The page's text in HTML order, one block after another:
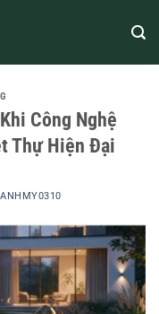
Công Nghệ
Thự Hiện Đại